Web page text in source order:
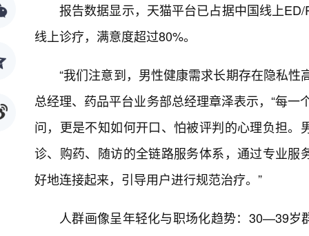
报告数据显示，天猫平台已占据中国线上
线上诊疗，满意度超过80%。
“我们注意到，男性健康需求长期存在隐私
总经理、药品平台业务部总经理章泽表示，“每一
问，更是不知如何开口、怕被评判的心理负担
诊、购药、随访的全链路服务体系，通过专业
好地连接起来，引导用户进行规范治疗。”
人群画像呈年轻化与职场化趋势：30—39岁